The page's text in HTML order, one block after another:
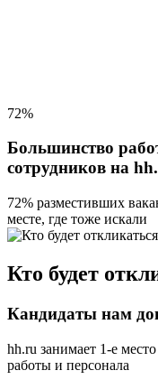
72%
Большинство
сотрудников на
72% разместивших
месте, где тоже искали
Кто будет
Кандидаты нам
hh.ru занимает 1-е
работы и персонала